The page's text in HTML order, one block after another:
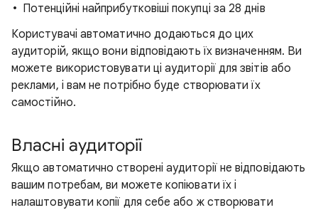
Потенційні найприбутковіші покупці за 28 днів
Користувачі автоматично додаються до цих
аудиторій, якщо вони відповідають їх визначенням. Ви
можете використовувати ці аудиторії для звітів або
реклами, і вам не потрібно буде створювати їх
самостійно.
Власні аудиторії
Якщо автоматично створені аудиторії не відповідають
вашим потребам, ви можете копіювати їх і
налаштовувати копії для себе або ж створювати